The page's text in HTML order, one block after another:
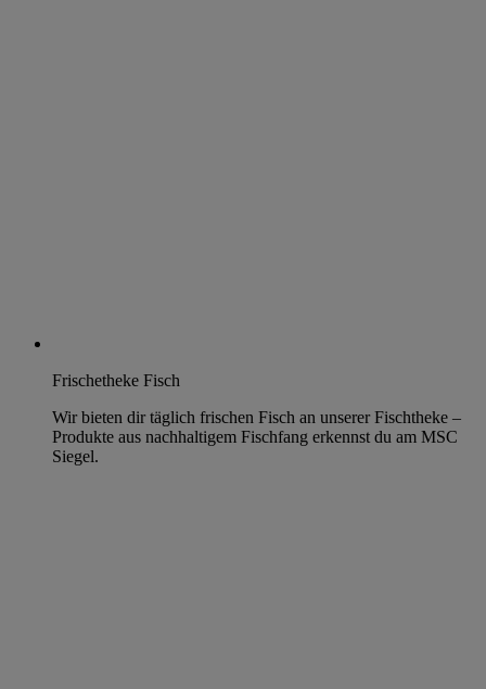
Frischetheke Fisch
Wir bieten dir täglich frischen Fisch an unserer Fischtheke –
Produkte aus nachhaltigem Fischfang erkennst du am MSC
Siegel.